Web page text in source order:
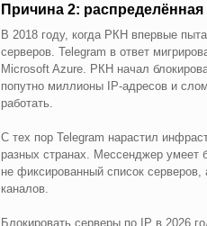
Причина 2:
В 2018 году, когда РКН впервые
серверов. Telegram в ответ
Microsoft Azure. РКН начал
попутно миллионы IP-адресов и
работать.
С тех пор Telegram нарастил
разных странах. Мессенджер
не фиксированный список
каналов.
Блокировать серверы по IP в 2026